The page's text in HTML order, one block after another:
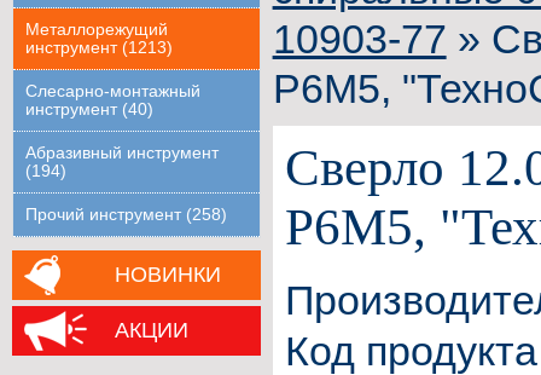
Металлорежущий
инструмент (1213)
Слесарно-монтажный
инструмент (40)
Абразивный инструмент
(194)
Прочий инструмент (258)
НОВИНКИ
АКЦИИ
10903-77 »
Р6М5,
Сверло
Р6М5,
Код